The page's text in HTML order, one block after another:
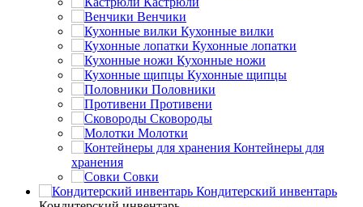
Венчики
Кухонные вилки
Кухонные лопатки
Кухонные ножи
Кухонные щипцы
Половники
Противени
Сковороды
Молотки
Контейнеры для
хранения
Совки
Кондитерский инвентарь